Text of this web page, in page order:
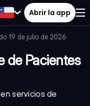
Abrir la app
19 de julio de 2026·
de Pacientes
servicios de